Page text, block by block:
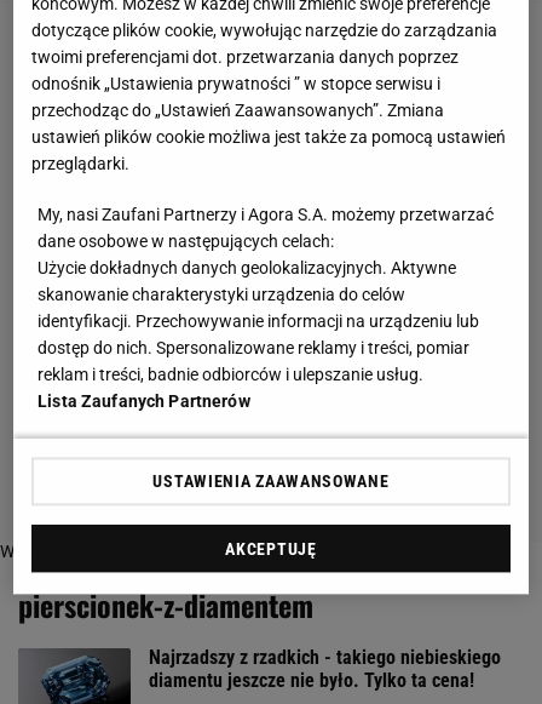
pierscionek-z-diamentem
Najrzadszy z rzadkich - takiego niebieskiego
diamentu jeszcze nie było. Tylko ta cena!
końcowym. Możesz w każdej chwili zmienić swoje preferencje
dotyczące plików cookie, wywołując narzędzie do zarządzania
twoimi preferencjami dot. przetwarzania danych poprzez
odnośnik „Ustawienia prywatności ” w stopce serwisu i
przechodząc do „Ustawień Zaawansowanych”. Zmiana
ustawień plików cookie możliwa jest także za pomocą ustawień
przeglądarki.
My, nasi Zaufani Partnerzy i Agora S.A. możemy przetwarzać
dane osobowe w następujących celach:
Użycie dokładnych danych geolokalizacyjnych. Aktywne
skanowanie charakterystyki urządzenia do celów
identyfikacji. Przechowywanie informacji na urządzeniu lub
dostęp do nich. Spersonalizowane reklamy i treści, pomiar
reklam i treści, badnie odbiorców i ulepszanie usług.
Lista Zaufanych Partnerów
USTAWIENIA ZAAWANSOWANE
AKCEPTUJĘ